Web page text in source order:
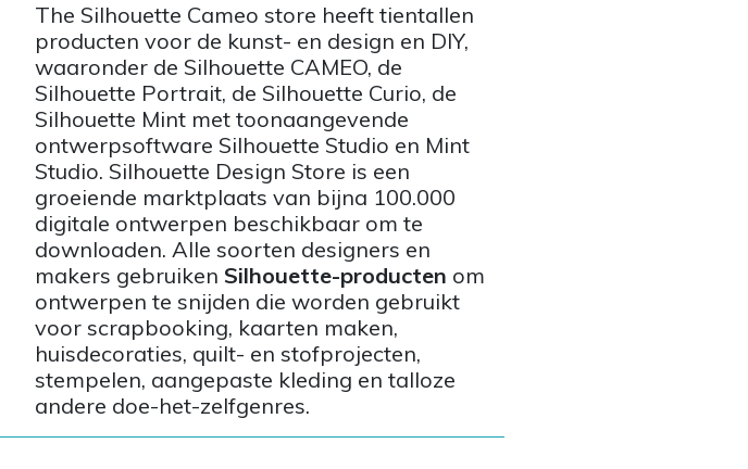
The Silhouette Cameo store heeft tientallen
producten voor de kunst- en design en DIY,
waaronder de Silhouette CAMEO, de
Silhouette Portrait, de Silhouette Curio, de
Silhouette Mint met toonaangevende
ontwerpsoftware Silhouette Studio en Mint
Studio. Silhouette Design Store is een
groeiende marktplaats van bijna 100.000
digitale ontwerpen beschikbaar om te
downloaden. Alle soorten designers en
makers gebruiken Silhouette-producten om
ontwerpen te snijden die worden gebruikt
voor scrapbooking, kaarten maken,
huisdecoraties, quilt- en stofprojecten,
stempelen, aangepaste kleding en talloze
andere doe-het-zelfgenres.